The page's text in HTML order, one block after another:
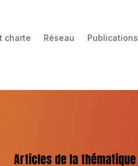
charte Réseau Publications
Articles de la thématique